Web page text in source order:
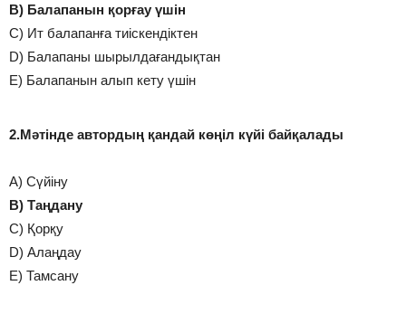
B) Балапанын қорғау үшін
C) Ит балапанға тиіскендіктен
D) Балапаны шырылдағандықтан
E) Балапанын алып кету үшін
2.Мәтінде автордың қандай көңіл күйі байқалады
A) Сүйіну
B) Таңдану
C) Қорқу
D) Алаңдау
E) Тамсану